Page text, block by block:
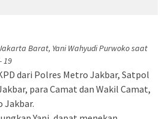
Barat, Yani Wahyudi Purwoko saat
19
dari Polres Metro Jakbar, Satpol
para Camat dan Wakil Camat,
Jakbar.